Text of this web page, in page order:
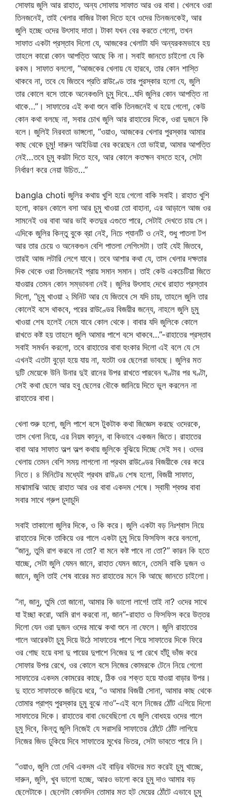
সোফায় জুলি আর রাহাত, অন্য সোফায় সাফাত আর ওর বাবা। খেলবে ওরা
তিনজনেই, তাই খেলার বাজির টাকা দিতে হবে ওদের তিনজনকেই, আর
জুলি হচ্ছে ওদের উৎসাহ দাতা। টাকা যখন বের করতে গেলো, তখন
সাফাত একটা প্রস্তাব দিলো যে, আজকের খেলাটা যদি অন্যরকমভাবে হয়
তাহলে কারো কোন আপত্তি আছে কি না। সবাই জানতে চাইলো যে কি
রকম। সাফাত বললো, “আজকের খেলায় যে হারবে, তার কোন শাস্তি
থাকবে না, তবে যে জিতবে প্রতি রাউণ্ডে তার পুরস্কার হলো যে, জুলি
তার কোলে বসে তাকে অনেকগুলি চুমু দিবে…যদি জুলির কোন আপত্তি না
থাকে…”। সাফাতের এই কথা শুনে বাকি তিনজনেই থ হয়ে গেলো, কেউ
কোন কথা বলছে না, সবার চোখ জুলি আর রাহাতের দিকে, ওরা দুজনে কি
বলে। জুলিই নিরবতা ভাঙ্গলো, “ওয়াও, আজকের খেলার পুরস্কার আমার
কাছ থেকে চুমু! দারুন আইডিয়া বের করেছেন তো ভাইয়া, আমার আপত্তি
নেই…তবে চুমু কয়টা দিতে হবে, আর কোলে কতক্ষন বসতে হবে, সেটা
নির্ধারণ করে নেয়া উচিত…”
bangla choti জুলির কথায় খুশি হয়ে গেলো বাকি সবাই। রাহাত খুশি
হলো, কারন কোলে বসা আর চুমু খাওয়া তো বাহানা, এর আড়ালে আজ ওর
সামনেই ওর বাবা আর ভাই কতদুর এগুতে পারে, সেটাই দেখতে চায় সে।
এদিকে জুলির কিন্তু বুকে ব্রা নেই, নিচে প্যানটি ও নেই, শুধু পাতলা টপ
আর তার চেয়ে ও অনেকগুন বেশি পাতলা লেগিংসটা। তাই যেই জিতবে,
তারই আজ লটারি লেগে যাবে। তবে আশার কথা যে, তাস খেলার দক্ষতার
দিক থেকে ওরা তিনজনেই প্রায় সমান সমান। তাই কেউ একচেটিয়া জিতে
যাওয়ার তেমন কোন সম্ভাবনা নেই। জুলির উৎসাহ দেখে রাহাত প্রস্তাব
দিলো, “চুমু খাওয়া ২ মিনিট আর যে জিতবে সে যদি চায়, তাহলে জুলি তার
কোলেই বসে থাকবে, পরের রাউণ্ডের বিজয়ীর জন্যে, নাহলে জুলি চুমু
খাওয়া শেষ হলেই নেমে যাবে কোল থেকে। বাবার যদি জুলিকে কোলে
রাখতে কষ্ট হয় তাহলে জুলি আমার পাশে বসে থাকবে…”-রাহাতের প্রস্তাব
সবাই সমর্থন করলো, তবে রাহাতের বাবা হুংকার দিলো এই বলে যে সে
এখনই এতটা বুড়ো হয়ে যায় না, যতটা ওর ছেলেরা ভাবছে। জুলির মত
দুটি মেয়েকে উনি উনার দুই রানের উপর রাখতে পারবেন ঘণ্টার পর ঘণ্টা,
সেই কথা ছেলে আর হবু ছেলের বৌকে জানিয়ে দিতে ভুল করলেন না
রাহাতের বাবা।
খেলা শুরু হলো, জুলি পাশে বসে টুকটাক কথা জিজ্ঞেস করছে ওদেরকে,
তাস খেলা নিয়ে, এর নিয়ম কানুন, বা কিভাবে একজন জিতে। রাহাতের
বাবা আর সাফাত অল্প অল্প কথায় জুলিকে বুঝিয়ে দিচ্ছে সেই সব। ওদের
খেলায় তেমন বেশি সময় লাগলো না প্রথম রাউণ্ডের বিজয়ীকে বের করে
নিতে। ৪ মিনিটের মধ্যেই প্রথম রাউণ্ড শেষ হলো, বিজয়ী সাফাত,
মাঝামাঝি আছে রাহাত আর ওর বাবা একদম শেষে। স্বামী শ্বশুর বাবা
সবার সাথে গ্রুপ চুদাচুদি
সবাই তাকালো জুলির দিকে, ও কি করে। জুলি একটা বড় নিঃশ্বাস নিয়ে
রাহাতের দিকে তাকিয়ে ওর গালে একটা চুমু দিয়ে ফিসফিস করে বললো,
“জানু, তুমি রাগ করবে না তো? বা মনে কষ্ট পাবে না তো?” কারন কি হতে
যাচ্ছে, সেটা জুলি যেমন জানে, রাহাত যেমন জানে, তেমনি বাকি দুজন ও
জানে, জুলি তাই শেষ বারের মত রাহাতের মনে কি আছে জানতে চাইলো।
“না, জানু, তুমি তো জানো, আমার কি ভালো লাগে! তাই না? ওদের সাথে
যা ইচ্ছা করো, আমি রাগ করবো না, জান”-রাহাত ও ফিসফিস করে উত্তর
দিলো যেন ওরা দুজন ওদের মাঝে কথা শুনে না ফেলে। জুলি রাহাতের
গালে আরেকটা চুমু দিয়ে উঠে সাফাতের পাশে গিয়ে সাফাতের দিকে ফিরে
ওর গোছ হয়ে বসা দু পায়ের দুপাশে নিজের দু পা রেখে হাঁটু ভাঁজ করে
সোফার উপর রেখে, ওর কোলে বসে নিজের কোমরকে টেনে নিয়ে গেলো
সাফাতের একদম কোমরের কাছে, ঠিক ওর শক্ত হয়ে যাওয়া বাড়ার উপর।
দু হাতে সাফাতকে জড়িয়ে ধরে, “ও আমার বিজয়ী সোনা, আমার কাছ থেকে
তোমার প্রাপ্য পুরস্কার চুমু বুঝে নাও”-এই বলে নিজের ঠোঁট এগিয়ে দিলো
সাফাতের দিকে। রাহাতের বাবা ভেবেছিলো যে জুলি বোধহয় ওদের গালে
চুমু দিবে, কিন্তু জুলি নিজেই যে সরাসরি সাফাতের ঠোঁটে ঠোঁট লাগিয়ে
নিজের জিভ ঢুকিয়ে দিবে সাফাতের মুখের ভিতর, সেটা ভাবতে পারে নি।
“ওয়াও, জুলি তো দেখি একদম এই বাড়ির বউদের মত করেই চুমু খাচ্ছে,
দারুন, জুলি, খুব ভালো হচ্ছে, আরও ভালো করে চুমু দাও আমার বড়
ছেলেটাকে। ছেলেটা কোনদিন তোমার মত হট মেয়ের ঠোঁটে এভাবে চুমু